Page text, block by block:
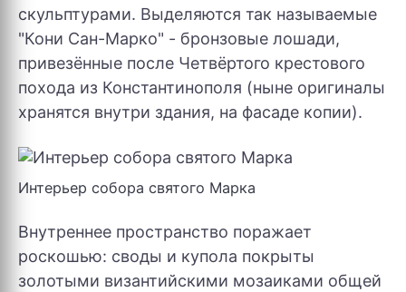
скульптурами. Выделяются так называемые
"Кони Сан-Марко" - бронзовые лошади,
привезённые после Четвёртого крестового
похода из Константинополя (ныне оригиналы
хранятся внутри здания, на фасаде копии).
Интерьер собора святого Марка
Внутреннее пространство поражает
роскошью: своды и купола покрыты
золотыми византийскими мозаиками общей